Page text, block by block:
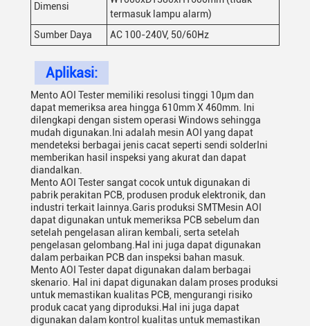
Dimensi
termasuk lampu alarm)
Sumber Daya
AC 100-240V, 50/60Hz
Aplikasi:
Mento AOI Tester memiliki resolusi tinggi 10μm dan
dapat memeriksa area hingga 610mm X 460mm. Ini
dilengkapi dengan sistem operasi Windows sehingga
mudah digunakan.Ini adalah mesin AOI yang dapat
mendeteksi berbagai jenis cacat seperti sendi solderIni
memberikan hasil inspeksi yang akurat dan dapat
diandalkan.
Mento AOI Tester sangat cocok untuk digunakan di
pabrik perakitan PCB, produsen produk elektronik, dan
industri terkait lainnya.Garis produksi SMTMesin AOI
dapat digunakan untuk memeriksa PCB sebelum dan
setelah pengelasan aliran kembali, serta setelah
pengelasan gelombang.Hal ini juga dapat digunakan
dalam perbaikan PCB dan inspeksi bahan masuk.
Mento AOI Tester dapat digunakan dalam berbagai
skenario. Hal ini dapat digunakan dalam proses produksi
untuk memastikan kualitas PCB, mengurangi risiko
produk cacat yang diproduksi.Hal ini juga dapat
digunakan dalam kontrol kualitas untuk memastikan